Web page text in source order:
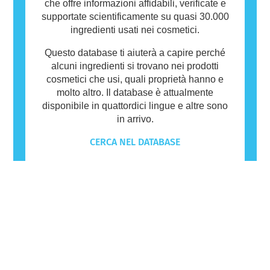
che offre informazioni affidabili, verificate e
supportate scientificamente su quasi 30.000
ingredienti usati nei cosmetici.
Questo database ti aiuterà a capire perché
alcuni ingredienti si trovano nei prodotti
cosmetici che usi, quali proprietà hanno e
molto altro. Il database è attualmente
disponibile in quattordici lingue e altre sono
in arrivo.
CERCA NEL DATABASE